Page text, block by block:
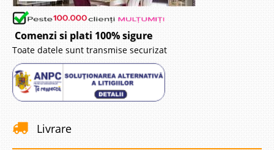
1.925 Lei
Indisponibil-Furnizor delistat
Adauga la Favorite
-14%
Comenzi si plati 100% sigure
Toate datele sunt transmise securizat
Livrare